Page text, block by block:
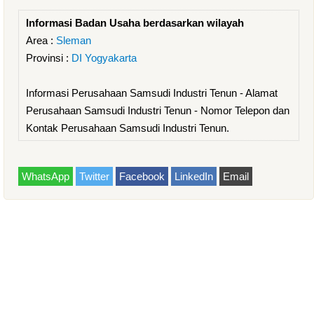
Informasi Badan Usaha berdasarkan wilayah
Area : Sleman
Provinsi : DI Yogyakarta
Informasi Perusahaan Samsudi Industri Tenun - Alamat
Perusahaan Samsudi Industri Tenun - Nomor Telepon dan
Kontak Perusahaan Samsudi Industri Tenun.
WhatsApp Twitter Facebook LinkedIn Email